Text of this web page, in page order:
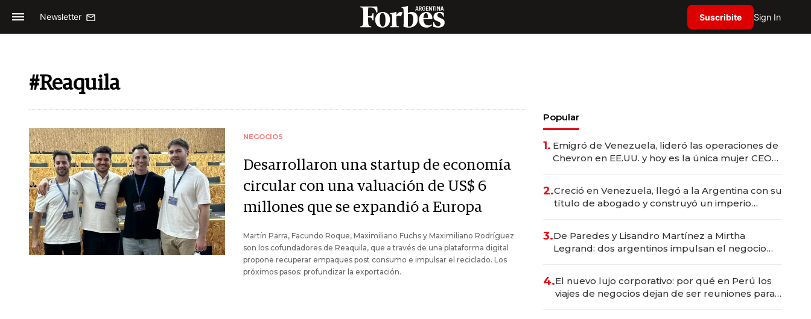
Newsletter Suscribite Sign In
#Reaquila
NEGOCIOS
Desarrollaron una startup de economía
circular con una valuación de US$ 6
millones que se expandió a Europa
Martín Parra, Facundo Roque, Maximiliano Fuchs y Maximiliano Rodríguez
son los cofundadores de Reaquila, que a través de una plataforma digital
propone recuperar empaques post consumo e impulsar el reciclado. Los
próximos pasos: profundizar la exportación.
Popular
1. Emigró de Venezuela, lideró las operaciones de
Chevron en EE.UU. y hoy es la única mujer CEO
2.Creció en Venezuela, llegó a la Argentina con su
título de abogado y construyó un imperio
3.De Paredes y Lisandro Martínez a Mirtha
Legrand: dos argentinos impulsan el negocio
4.El nuevo lujo corporativo: por qué en Perú los
viajes de negocios dejan de ser reuniones para